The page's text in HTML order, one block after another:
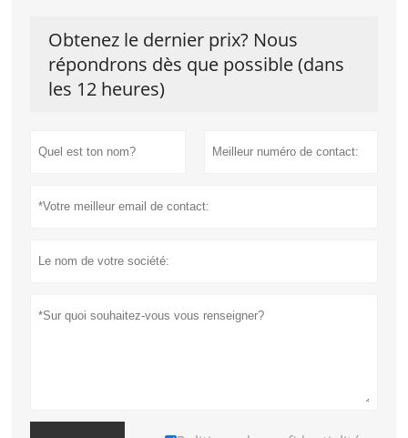
Obtenez le dernier prix? Nous
répondrons dès que possible (dans
les 12 heures)